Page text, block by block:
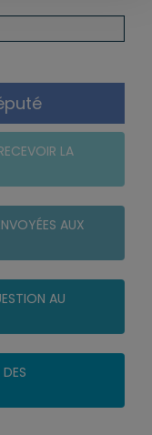
LA
AUX
AU